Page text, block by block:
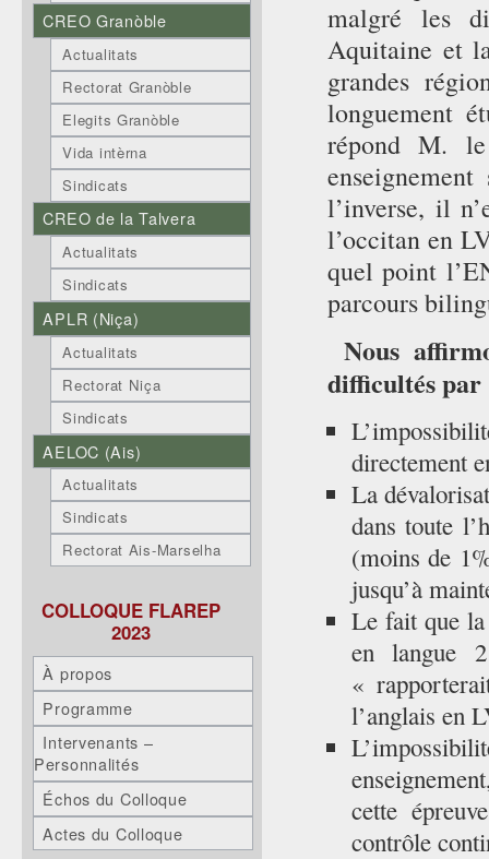
malgré les
Aquitaine et
grandes
longuement
répond M.
l’inverse, il
l’occitan en
quel point
parcours
Nous
difficultés par
directement
La
dans toute
(moins de
jusqu’à
Le fait que la
en langue
«
l’anglais en
cette
contrôle
CREO Granòble
Actualitats
Rectorat Granòble
Elegits Granòble
Vida intèrna
Sindicats
CREO de la Talvera
Actualitats
Sindicats
APLR (Niça)
Actualitats
Rectorat Niça
Sindicats
AELOC (Ais)
Actualitats
Sindicats
Rectorat Ais-Marselha
COLLOQUE FLAREP
2023
À propos
Programme
Intervenants –
Personnalités
Échos du Colloque
Actes du Colloque